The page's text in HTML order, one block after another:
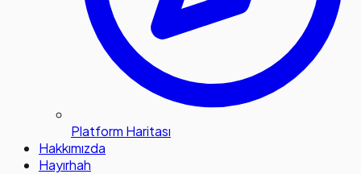
Platform Haritası
Hakkımızda
Hayırhah